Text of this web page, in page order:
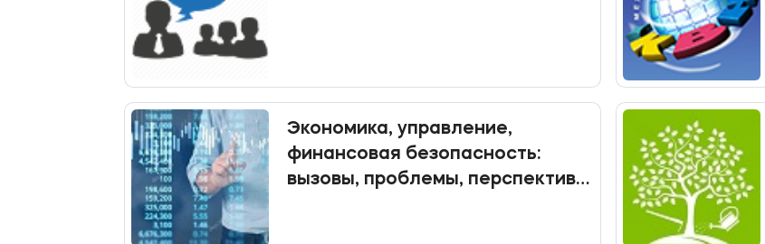
Экономика, управление,
финансовая безопасность:
вызовы, проблемы, перспективы.